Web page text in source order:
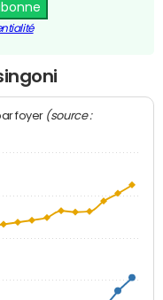
foyer (source :